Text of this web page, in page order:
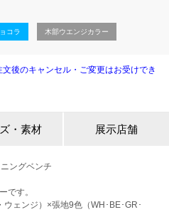
コラ 木部ウエンジカラー
後のキャンセル・ご変更はお受けでき
・素材 展示店舗
ングベンチ
です。
ェンジ）×張地9色（WH･BE･GR･